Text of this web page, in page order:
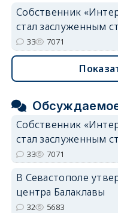
Собственник
стал заслуженным
33 7071
Собственник
стал заслуженным
33 7071
В Севастополе
центра Балаклавы
32 5683